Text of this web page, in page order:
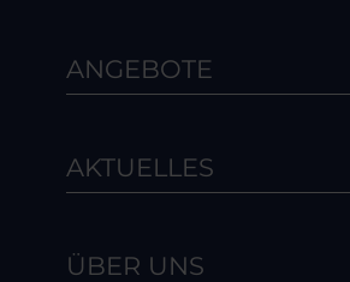
ANGEBOTE
AKTUELLES
ÜBER UNS